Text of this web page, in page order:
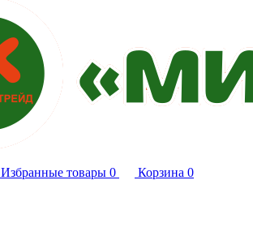
Избранные товары 0 Корзина 0